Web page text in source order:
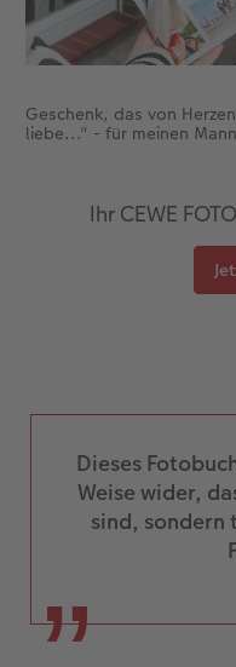
Geschenk, das von
liebe..." - für meinen
Ihr CEWE
Dieses
Weise wider,
sind, sondern